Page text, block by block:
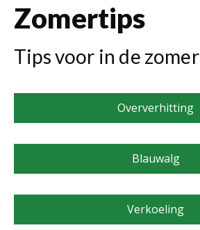
Zomertips
Tips voor in de zomer
Oververhitting
Blauwalg
Verkoeling